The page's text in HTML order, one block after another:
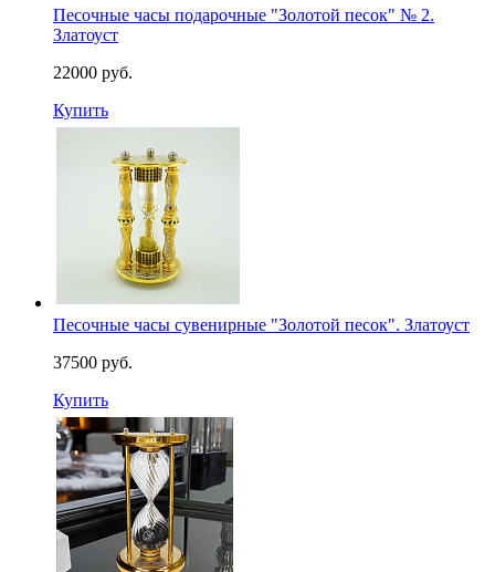
Песочные часы подарочные "Золотой песок" № 2.
Златоуст
22000 руб.
Купить
Песочные часы сувенирные "Золотой песок". Златоуст
37500 руб.
Купить